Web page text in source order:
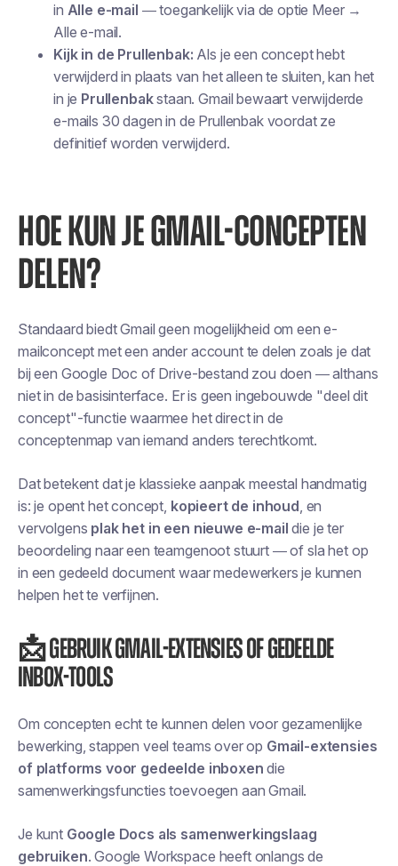
in Alle e-mail — toegankelijk via de optie Meer →
Alle e-mail.
Kijk in de Prullenbak: Als jeeen concept hebt
verwijderd in plaats van het alleen te sluiten, kan het
in je Prullenbakstaan. Gmail bewaart verwijderde
e-mails 30 dagen in de Prullenbak voordat ze
definitief worden verwijderd.
HOE KUN JE GMAIL-CONCEPTEN
DELEN?
Standaard biedt Gmail geen mogelijkheid om een e-
mailconcept met een ander account te delen zoals je dat
bij een Google Doc of Drive-bestand zou doen — althans
niet in de basisinterface. Er is geen ingebouwde "deel dit
concept"-functie waarmee het direct in de
conceptenmap van iemand anders terechtkomt.
Dat betekent dat je klassieke aanpak meestal handmatig
is: je opent het concept, kopieert de inhoud, en
vervolgens plak het in een nieuwe e-mail die je ter
beoordeling naar een teamgenoot stuurt — of sla het op
in een gedeeld document waar medewerkers je kunnen
helpen het te verfijnen.
📩 Gebruik Gmail-extensies of gedeelde
inbox-tools
Om concepten echt te kunnen delen voor gezamenlijke
bewerking, stappen veel teams over op Gmail-extensies
of platforms voor gedeelde inboxen die
samenwerkingsfuncties toevoegen aan Gmail.
Je kunt Google Docs als samenwerkingslaag
gebruiken. Google Workspace heeft onlangs de